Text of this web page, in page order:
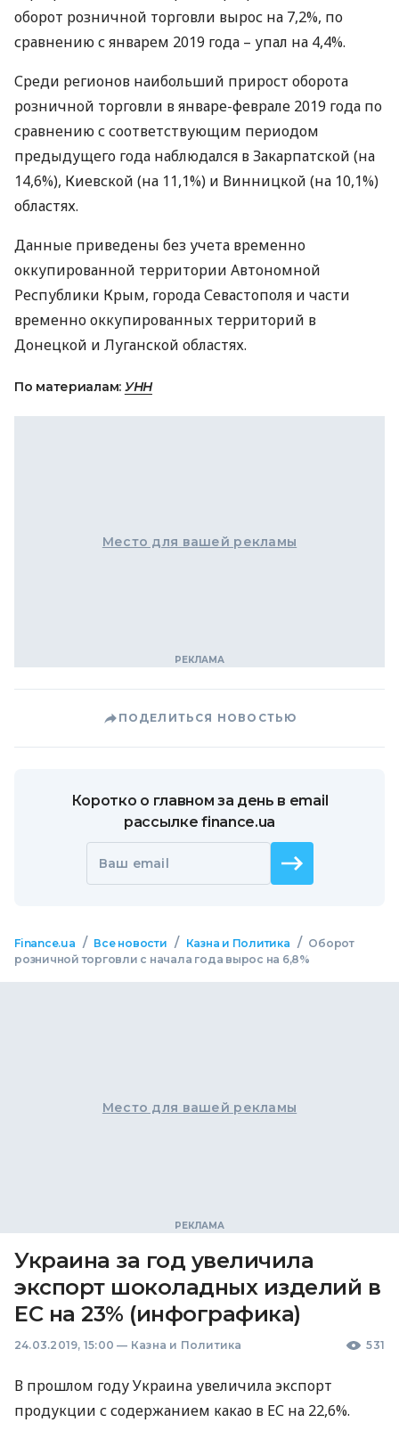
оборот розничной торговли вырос на 7,2%, по
сравнению с январем 2019 года – упал на 4,4%.
Среди регионов наибольший прирост оборота
розничной торговли в январе-феврале 2019 года по
сравнению с соответствующим периодом
предыдущего года наблюдался в Закарпатской (на
14,6%), Киевской (на 11,1%) и Винницкой (на 10,1%)
областях.
Данные приведены без учета временно
оккупированной территории Автономной
Республики Крым, города Севастополя и части
временно оккупированных территорий в
Донецкой и Луганской областях.
По материалам: УНН
Место для вашей рекламы
ПОДЕЛИТЬСЯ НОВОСТЬЮ
Коротко о главном за день в email
рассылке finance.ua
Ваш email
Finance.ua / Все новости / Казна и Политика / Оборот
розничной торговли с начала года вырос на 6,8%
Место для вашей рекламы
Украина за год увеличила
экспорт шоколадных изделий в
ЕС на 23% (инфографика)
24.03.2019, 15:00 — Казна и Политика 531
В прошлом году Украина увеличила экспорт
продукции с содержанием какао в ЕС на 22,6%.